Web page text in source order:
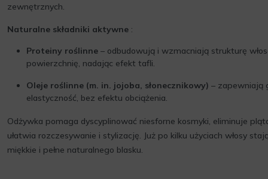
zewnętrznych.
Naturalne składniki aktywne :
Proteiny roślinne – odbudowują i wzmacniają strukturę
powierzchnię, nadając efekt tafli.
Oleje roślinne (m. in. jojoba, słonecznikowy) – zapewniają
elastyczność, bez efektu obciążenia.
Odżywka pomaga dyscyplinować niesforne kosmyki, eliminuje
ułatwia rozczesywanie i stylizację. Już po kilku użyciach włosy
miękkie i pełne naturalnego blasku.